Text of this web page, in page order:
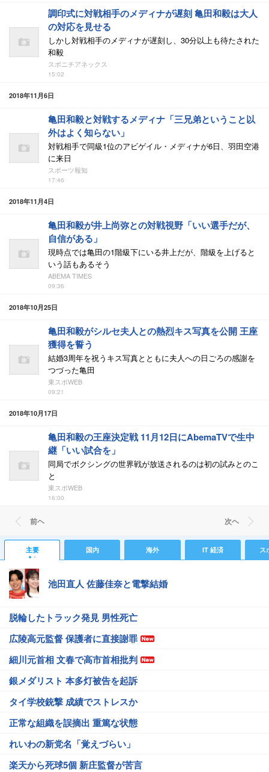
調印式に対戦相手のメディナが遅刻 亀田和毅は大人
の対応を見せる
しかし対戦相手のメディナが遅刻し、30分以上も待たされた
和毅
スポニチアネックス
15:02
2018年11月6日
亀田和毅と対戦するメディナ「三兄弟ということ以
外はよく知らない」
対戦相手で同級1位のアビゲイル・メディナが6日、羽田空港
に来日
スポーツ報知
17:46
2018年11月4日
亀田和毅が井上尚弥との対戦視野「いい選手だが、
自信がある」
現時点では亀田の1階級下にいる井上だが、階級を上げると
いう話もあるそう
ABEMA TIMES
09:36
2018年10月25日
亀田和毅がシルセ夫人との熱烈キス写真を公開 王座
獲得を誓う
結婚3周年を祝うキス写真とともに夫人への日ごろの感謝を
つづった亀田
東スポWEB
09:21
2018年10月17日
亀田和毅の王座決定戦 11月12日にAbemaTVで生中
継「いい試合を」
同局でボクシングの世界戦が放送されるのは初の試みとのこ
と
東スポWEB
16:00
前ヘ 次ヘ
主要 国内 海外 IT 経済 ス
池田直人 佐藤佳奈と電撃結婚
脱輪したトラック発見 男性死亡
広陵高元監督 保護者に直接謝罪
細川元首相 文春で高市首相批判
銀メダリスト 本多灯被告を起訴
タイ学校銃撃 成績でストレスか
正常な組織を誤摘出 重篤な状態
れいわの新党名「覚えづらい」
楽天から死球5個 新庄監督が苦言